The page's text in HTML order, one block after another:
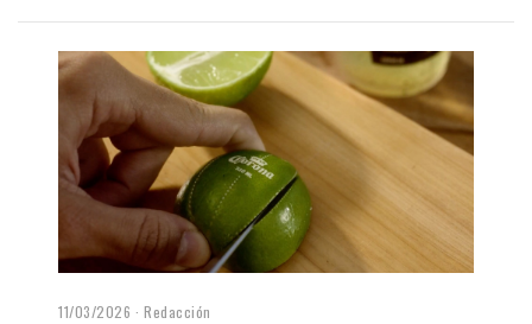
11/03/2026 Redacción